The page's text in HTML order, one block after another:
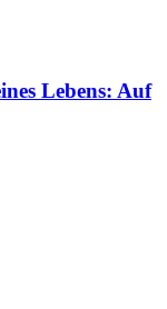
Lebens: Auf